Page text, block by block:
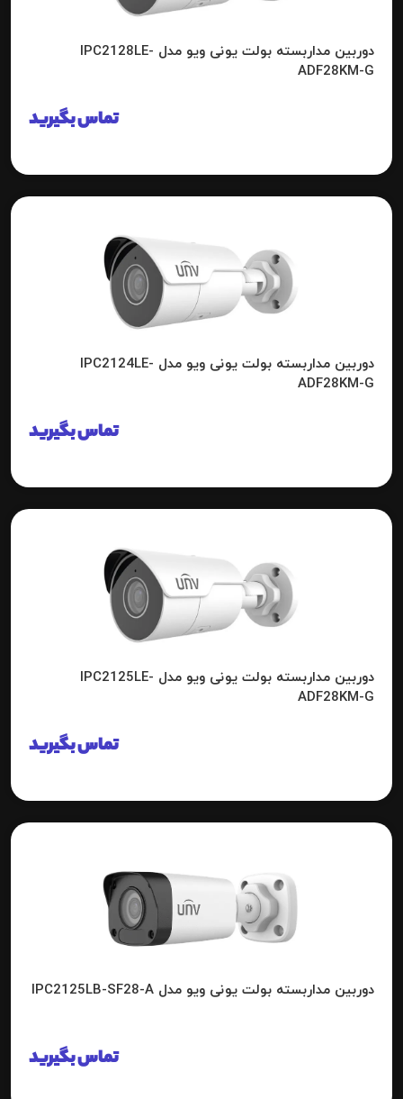
دوربین مداربسته بولت یونی ویو مدل IPC2128LE-
ADF28KM-G
تماس بگیرید
دوربین مداربسته بولت یونی ویو مدل IPC2124LE-
ADF28KM-G
تماس بگیرید
دوربین مداربسته بولت یونی ویو مدل IPC2125LE-
ADF28KM-G
تماس بگیرید
دوربین مداربسته بولت یونی ویو مدل IPC2125LB-SF28-A
تماس بگیرید